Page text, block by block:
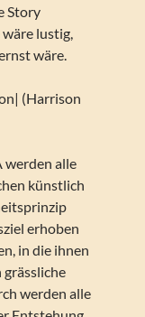
Story
lustig,
wäre.
(Harrison
werden alle
künstlich
erhoben
in die ihnen
grässliche
werden alle